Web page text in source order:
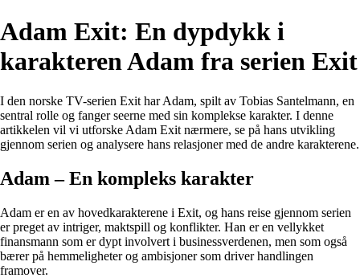
Adam Exit: En dypdykk i
karakteren Adam fra serien Exit
I den norske TV-serien Exit har Adam, spilt av Tobias Santelmann, en
sentral rolle og fanger seerne med sin komplekse karakter. I denne
artikkelen vil vi utforske Adam Exit nærmere, se på hans utvikling
gjennom serien og analysere hans relasjoner med de andre karakterene.
Adam – En kompleks karakter
Adam er en av hovedkarakterene i Exit, og hans reise gjennom serien
er preget av intriger, maktspill og konflikter. Han er en vellykket
finansmann som er dypt involvert i businessverdenen, men som også
bærer på hemmeligheter og ambisjoner som driver handlingen
framover.